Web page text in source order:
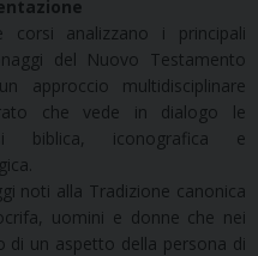
corsi analizzano i principali
del Nuovo Testamento
approccio multidisciplinare
che vede in dialogo le
biblica, iconografica e
noti alla Tradizione canonica
uomini e donne che nei
di un aspetto della persona di